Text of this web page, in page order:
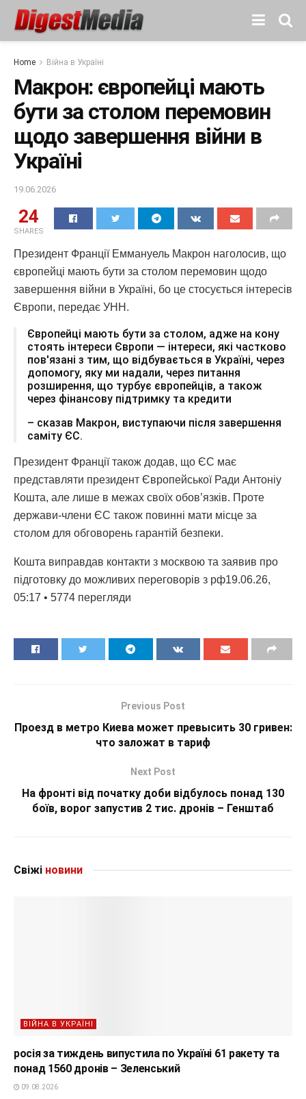
Home Війна в Україні
Макрон: європейці мають
бути за столом перемовин
щодо завершення війни в
Україні
19.06.2026
24
SHARES
Президент Франції Еммануель Макрон наголосив, що
європейці мають бути за столом перемовин щодо
завершення війни в Україні, бо це стосується інтересів
Європи, передає УНН.
Європейці мають бути за столом, адже на кону
стоять інтереси Європи — інтереси, які частково
пов'язані з тим, що відбувається в Україні, через
допомогу, яку ми надали, через питання
розширення, що турбує європейців, а також
через фінансову підтримку та кредити
– сказав Макрон, виступаючи після завершення
саміту ЄС.
Президент Франції також додав, що ЄС має
представляти президент Європейської Ради Антоніу
Кошта, але лише в межах своїх обов’язків. Проте
держави-члени ЄС також повинні мати місце за
столом для обговорень гарантій безпеки.
Кошта виправдав контакти з москвою та заявив про
підготовку до можливих переговорів з рф19.06.26,
05:17 • 5774 перегляди
Previous Post
Проезд в метро Киева может превысить 30 гривен:
что заложат в тариф
Next Post
На фронті від початку доби відбулось понад 130
боїв, ворог запустив 2 тис. дронів – Генштаб
Свіжі новини
ВІЙНА В УКРАЇНІ
росія за тиждень випустила по Україні 61 ракету та
понад 1560 дронів – Зеленський
09.08.2026